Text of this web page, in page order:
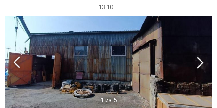
13.10
1 из 5